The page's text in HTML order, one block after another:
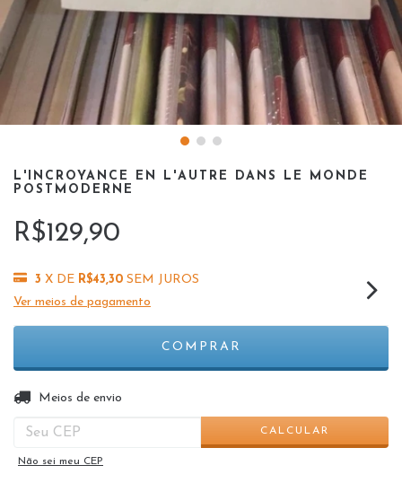
L'INCROYANCE EN L'AUTRE DANS LE MONDE
POSTMODERNE
R$129,90
3 X DE R$43,30 SEM JUROS
Ver meios de pagamento
Entregas para o CEP:
Meios de envio
CALCULAR
Não sei meu CEP